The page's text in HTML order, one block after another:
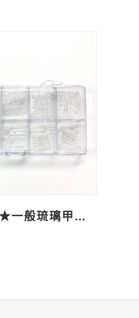
★清倉特賣★一般琉璃甲片120P